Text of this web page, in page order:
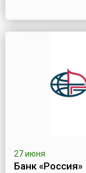
27 июня
Банк «Россия»